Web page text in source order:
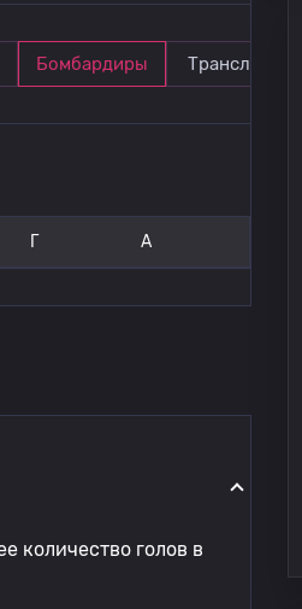
Бомбардиры Трансляции
Г A
количество голов в